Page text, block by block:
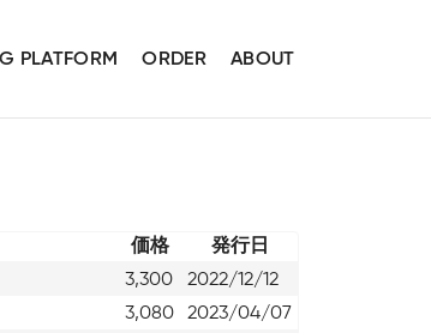
PLATFORM ORDER ABOUT
価格 発行日
3,300
2022/12/12
3,080 2023/04/07